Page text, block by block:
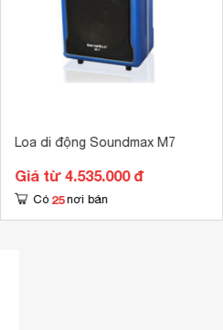
R-800 sở hữu kiểu dáng trụ
ngang sử dụng tùy thích.
Loa di động Soundmax M7
Giá từ 4.535.000 đ
Có 25 nơi bán